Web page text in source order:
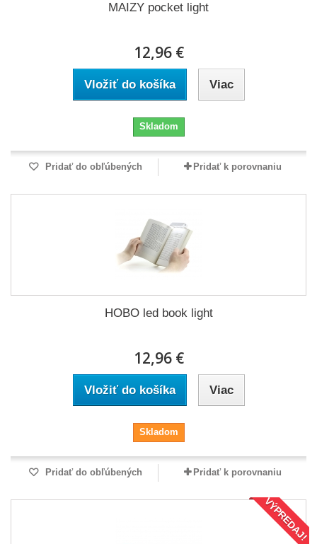
MAIZY pocket light
12,96 €
Vložiť do košíka Viac
Skladom
Pridať do obľúbených Pridať k porovnaniu
HOBO led book light
12,96 €
Vložiť do košíka Viac
Skladom
Pridať do obľúbených Pridať k porovnaniu
VÝPREDAJ!